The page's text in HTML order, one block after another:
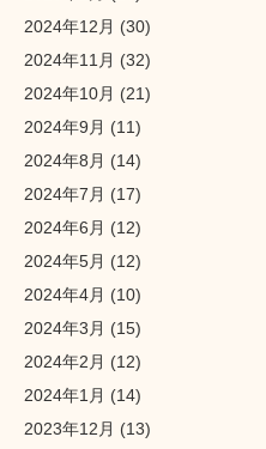
2024年12月 (30)
2024年11月 (32)
2024年10月 (21)
2024年9月 (11)
2024年8月 (14)
2024年7月 (17)
2024年6月 (12)
2024年5月 (12)
2024年4月 (10)
2024年3月 (15)
2024年2月 (12)
2024年1月 (14)
2023年12月 (13)